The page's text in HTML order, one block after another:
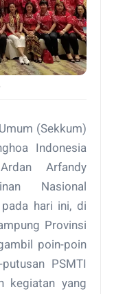
(Sekkum)
Indonesia
Arfandy
Nasional
hari ini, di
Provinsi
poin-poin
PSMTI
kegiatan yang